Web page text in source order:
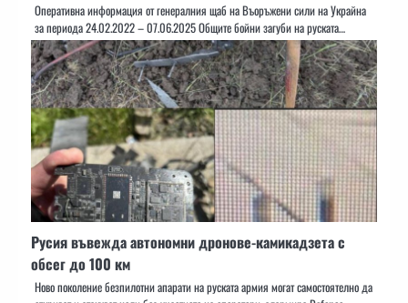
Оперативна информация от генералния щаб на Въоръжени сили на Украйна
за периода 24.02.2022 – 07.06.2025 Общите бойни загуби на руската…
Русия въвежда автономни дронове-камикадзета с
обсег до 100 км
Ново поколение безпилотни апарати на руската армия могат самостоятелно да